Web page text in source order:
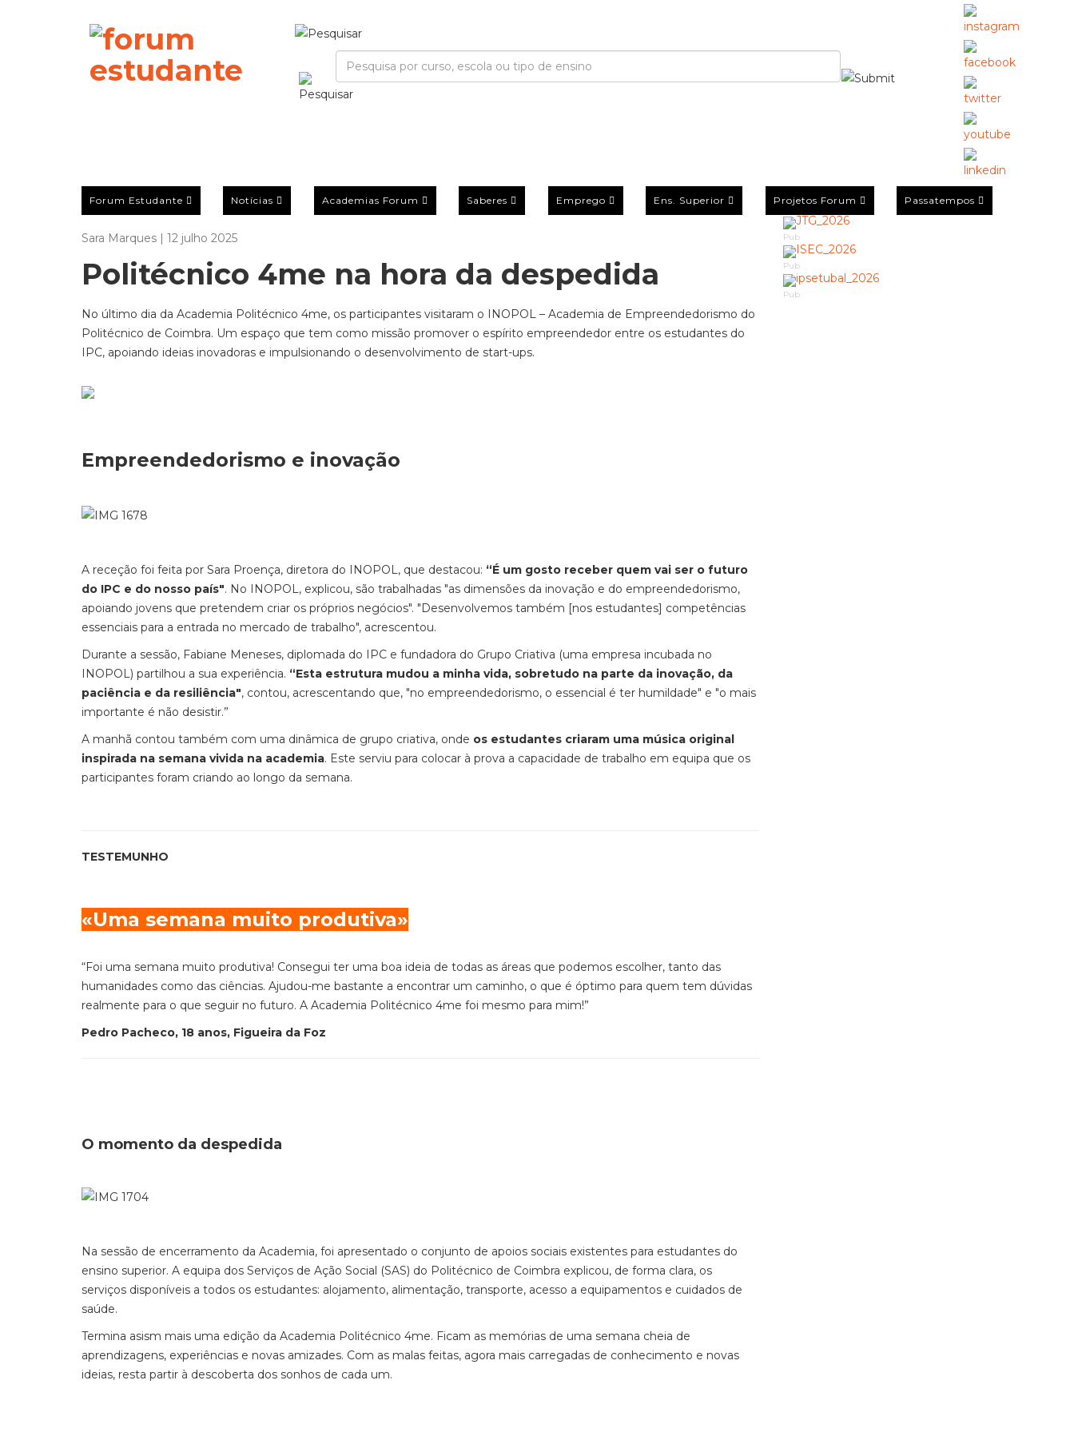
Forum Estudante Notícias Academias Forum Saberes Emprego Ens. Superior Projetos Forum Passatempos
Sara Marques | 12 julho 2025
Politécnico 4me na hora da despedida
No último dia da Academia Politécnico 4me, os participantes visitaram o INOPOL – Academia de Empreendedorismo do
Politécnico de Coimbra. Um espaço que tem como missão promover o espírito empreendedor entre os estudantes do
IPC, apoiando ideias inovadoras e impulsionando o desenvolvimento de start-ups.
Empreendedorismo e inovação
A receção foi feita por Sara Proença, diretora do INOPOL, que destacou: “É um gosto receber quem vai ser o futuro
do IPC e do nosso país". No INOPOL, explicou, são trabalhadas "as dimensões da inovação e do empreendedorismo,
apoiando jovens que pretendem criar os próprios negócios". "Desenvolvemos também [nos estudantes] competências
essenciais para a entrada no mercado de trabalho", acrescentou.
Durante a sessão, Fabiane Meneses, diplomada do IPC e fundadora do Grupo Criativa (uma empresa incubada no
INOPOL) partilhou a sua experiência. “Esta estrutura mudou a minha vida, sobretudo na parte da inovação, da
paciência e da resiliência", contou, acrescentando que, "no empreendedorismo, o essencial é ter humildade" e "o mais
importante é não desistir.”
A manhã contou também com uma dinâmica de grupo criativa, onde os estudantes criaram uma música original
inspirada na semana vivida na academia. Este serviu para colocar à prova a capacidade de trabalho em equipa que os
participantes foram criando ao longo da semana.
TESTEMUNHO
«Uma semana muito produtiva»
“Foi uma semana muito produtiva! Consegui ter uma boa ideia de todas as áreas que podemos escolher, tanto das
humanidades como das ciências. Ajudou-me bastante a encontrar um caminho, o que é óptimo para quem tem dúvidas
realmente para o que seguir no futuro. A Academia Politécnico 4me foi mesmo para mim!”
Pedro Pacheco, 18 anos, Figueira da Foz
O momento da despedida
Na sessão de encerramento da Academia, foi apresentado o conjunto de apoios sociais existentes para estudantes do
ensino superior. A equipa dos Serviços de Ação Social (SAS) do Politécnico de Coimbra explicou, de forma clara, os
serviços disponíveis a todos os estudantes: alojamento, alimentação, transporte, acesso a equipamentos e cuidados de
saúde.
Termina asism mais uma edição da Academia Politécnico 4me. Ficam as memórias de uma semana cheia de
aprendizagens, experiências e novas amizades. Com as malas feitas, agora mais carregadas de conhecimento e novas
ideias, resta partir à descoberta dos sonhos de cada um.
Pub
Pub
Pub